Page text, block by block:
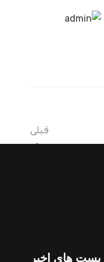
قبلی
جون شیل
پست های اخیر